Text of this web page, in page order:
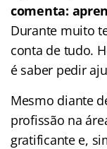
comenta:
Durante muito
conta de tudo.
é saber pedir
Mesmo diante
profissão na
gratificante e,